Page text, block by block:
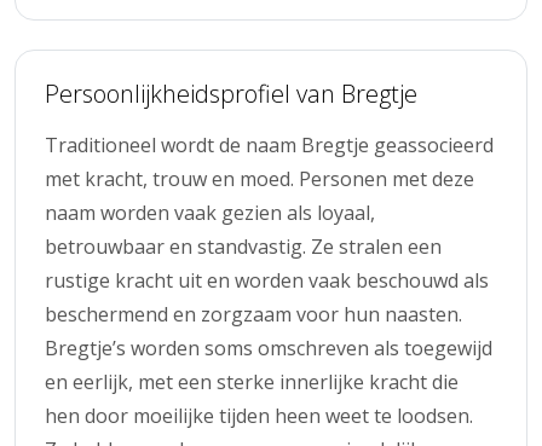
Persoonlijkheidsprofiel van Bregtje
Traditioneel wordt de naam Bregtje geassocieerd
met kracht, trouw en moed. Personen met deze
naam worden vaak gezien als loyaal,
betrouwbaar en standvastig. Ze stralen een
rustige kracht uit en worden vaak beschouwd als
beschermend en zorgzaam voor hun naasten.
Bregtje’s worden soms omschreven als toegewijd
en eerlijk, met een sterke innerlijke kracht die
hen door moeilijke tijden heen weet te loodsen.